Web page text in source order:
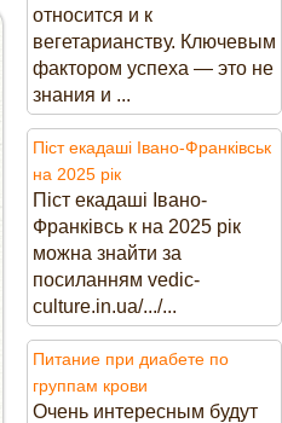
относится и к
вегетарианству. Ключевым
фактором успеха — это не
знания и ...
Піст екадаші Івано-Франківськ
на 2025 рік
Піст екадаші Івано-
Франківсь к на 2025 рік
можна знайти за
посиланням vedic-
culture.in.ua/.../...
Питание при диабете по
группам крови
Очень интересным будут